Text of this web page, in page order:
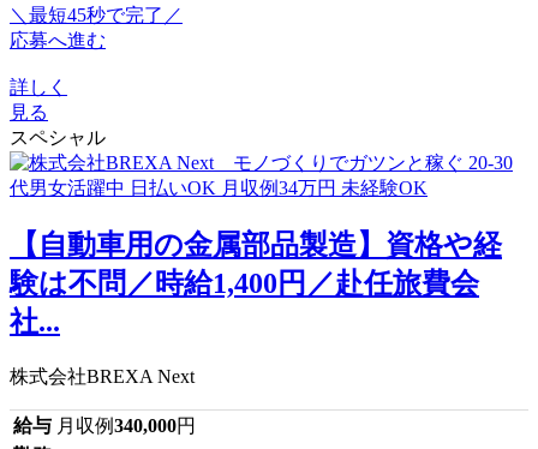
＼最短45秒で完了／
応募へ進む
詳しく
見る
スペシャル
【自動車用の金属部品製造】資格や経
験は不問／時給1,400円／赴任旅費会
社...
株式会社BREXA Next
給与 月収例340,000円